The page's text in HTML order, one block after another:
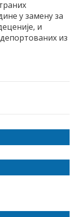
у замену за
и
из